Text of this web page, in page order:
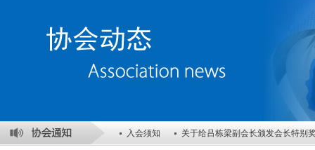
入会须知 关于给吕栋梁副会长颁发会长特别